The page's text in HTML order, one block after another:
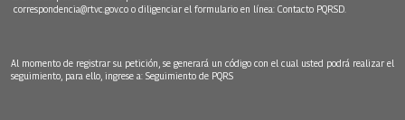
correspondencia@rtvc.gov.co o diligenciar el formulario en línea: Contacto PQRSD.
Al momento de registrar su petición, se generará un código con el cual usted podrá realizar el
seguimiento, para ello, ingrese a: Seguimiento de PQRS